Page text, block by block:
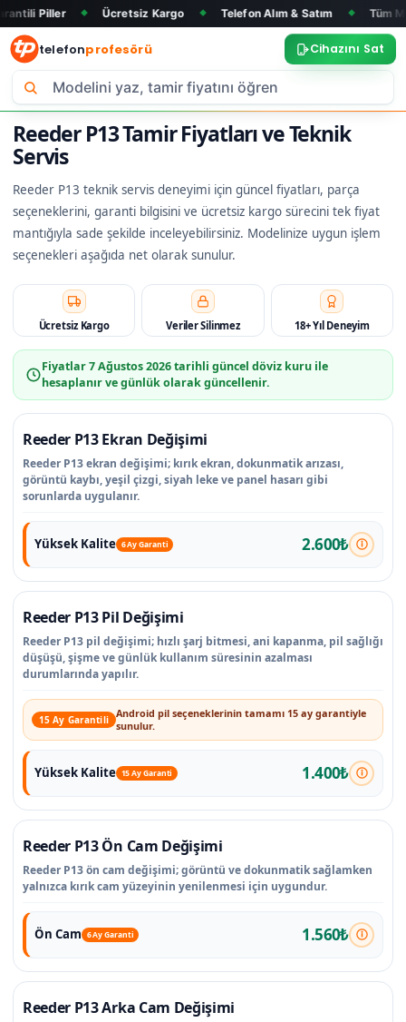
◆ Ücretsiz Kargo ◆ Telefon Alım & Satım ◆ Tüm Marka ve
telefonprofesörü Cihazını Sat
Reeder P13 Tamir Fiyatları ve Teknik
Servis
Reeder P13 teknik servis deneyimi için güncel fiyatları, parça
seçeneklerini, garanti bilgisini ve ücretsiz kargo sürecini tek fiyat
mantığıyla sade şekilde inceleyebilirsiniz. Modelinize uygun işlem
seçenekleri aşağıda net olarak sunulur.
Ücretsiz Kargo Veriler Silinmez 18+ Yıl Deneyim
Fiyatlar7 Ağustos 2026tarihli güncel döviz kuru ile
hesaplanır ve günlük olarak güncellenir.
Reeder P13 Ekran Değişimi
Reeder P13 ekran değişimi; kırık ekran, dokunmatik arızası,
görüntü kaybı, yeşil çizgi, siyah leke ve panel hasarı gibi
sorunlarda uygulanır.
Yüksek Kalite 6 Ay Garanti 2.600₺
Reeder P13 Pil Değişimi
Reeder P13 pil değişimi; hızlı şarj bitmesi, ani kapanma, pil sağlığı
düşüşü, şişme ve günlük kullanım süresinin azalması
durumlarında yapılır.
15 Ay Garantili Android pil seçeneklerinin tamamı 15 ay garantiyle
sunulur.
Yüksek Kalite 15 Ay Garanti 1.400₺
Reeder P13 Ön Cam Değişimi
Reeder P13 ön cam değişimi; görüntü ve dokunmatik sağlamken
yalnızca kırık cam yüzeyinin yenilenmesi için uygundur.
Ön Cam 6 Ay Garanti 1.560₺
Reeder P13 Arka Cam Değişimi